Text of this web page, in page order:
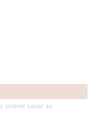
unerer Leser zu